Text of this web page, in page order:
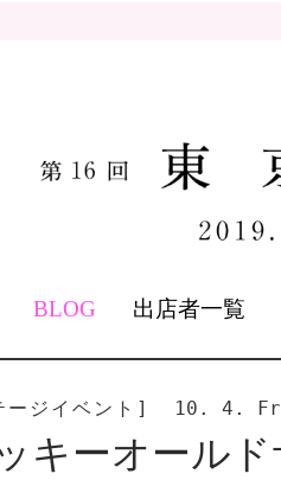
BLOG 出店者一覧
ージイベント] 10. 4.
キーオール